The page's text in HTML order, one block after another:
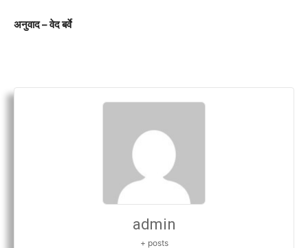
अनुवाद – वेद बर्वे
admin
+ posts